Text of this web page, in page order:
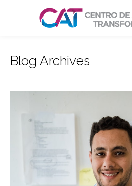
Enter tracking ID
Blog Archives